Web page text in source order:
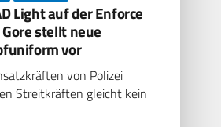
Light auf der Enforce
Gore stellt neue
vor
von Polizei
Streitkräften gleicht kein